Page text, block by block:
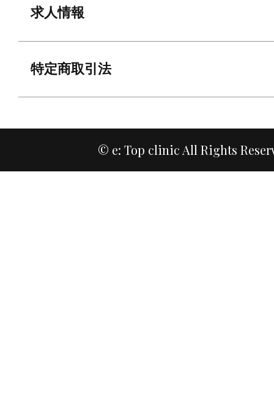
求人情報
特定商取引法
© e: Top clinic All Rights